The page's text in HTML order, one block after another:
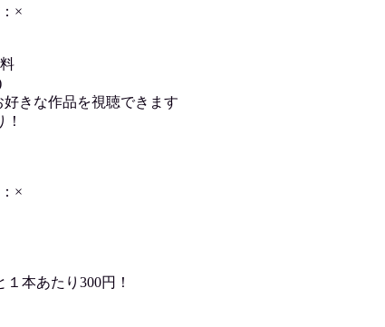
×
きな作品を視聴できます
×
本あたり300円！